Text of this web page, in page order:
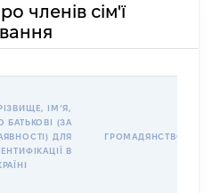
членів сім'ї
ІМʼЯ,
БАТЬКОВІ (ЗА
ДЛЯ
В
ГРОМАДЯНСТВО